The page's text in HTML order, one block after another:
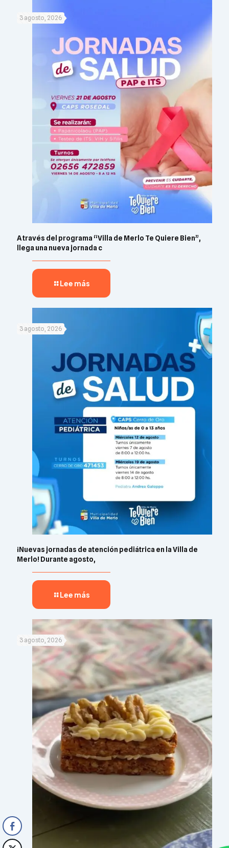
3 agosto, 2026
A través del programa “Villa de Merlo Te Quiere Bien”,
llega una nueva jornada c
Lee más
3 agosto, 2026
¡Nuevas jornadas de atención pediátrica en la Villa de
Merlo! Durante agosto,
Lee más
3 agosto, 2026